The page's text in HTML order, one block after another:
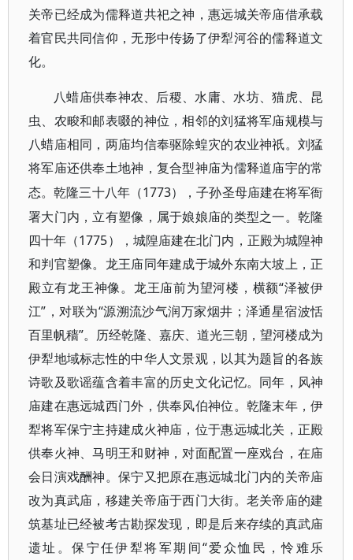
关帝已经成为儒释道共祀之神，惠远城关帝庙借承载
着官民共同信仰，无形中传扬了伊犁河谷的儒释道文
化。
八蜡庙供奉神农、后稷、水庸、水坊、猫虎、昆
虫、农畯和邮表啜的神位，相邻的刘猛将军庙规模与
八蜡庙相同，两庙均信奉驱除蝗灾的农业神祇。刘猛
将军庙还供奉土地神，复合型神庙为儒释道庙宇的常
态。乾隆三十八年（1773），子孙圣母庙建在将军衙
署大门内，立有塑像，属于娘娘庙的类型之一。乾隆
四十年（1775），城隍庙建在北门内，正殿为城隍神
和判官塑像。龙王庙同年建成于城外东南大坡上，正
殿立有龙王神像。龙王庙前为望河楼，横额“泽被伊
江”，对联为“源溯流沙气润万家烟井；泽通星宿波恬
百里帆穑”。历经乾隆、嘉庆、道光三朝，望河楼成为
伊犁地域标志性的中华人文景观，以其为题旨的各族
诗歌及歌谣蕴含着丰富的历史文化记忆。同年，风神
庙建在惠远城西门外，供奉风伯神位。乾隆末年，伊
犁将军保宁主持建成火神庙，位于惠远城北关，正殿
供奉火神、马明王和财神，对面配置一座戏台，在庙
会日演戏酬神。保宁又把原在惠远城北门内的关帝庙
改为真武庙，移建关帝庙于西门大街。老关帝庙的建
筑基址已经被考古勘探发现，即是后来存续的真武庙
遗址。保宁任伊犁将军期间“爱众恤民，怜难乐